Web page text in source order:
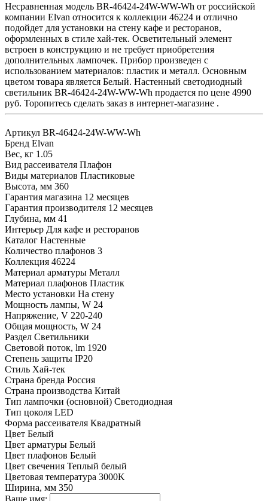
Несравненная модель BR-46424-24W-WW-Wh от российской
компании Elvan относится к коллекции 46224 и отлично
подойдет для установки на стену кафе и ресторанов,
оформленных в стиле хай-тек. Осветительный элемент
встроен в конструкцию и не требует приобретения
дополнительных лампочек. Прибор произведен с
использованием материалов: пластик и металл. Основным
цветом товара является Белый. Настенный светодиодный
светильник BR-46424-24W-WW-Wh продается по цене 4990
руб. Торопитесь сделать заказ в интернет-магазине .
Артикул BR-46424-24W-WW-Wh
Бренд Elvan
Вес, кг 1.05
Вид рассеивателя Плафон
Виды материалов Пластиковые
Высота, мм 360
Гарантия магазина 12 месяцев
Гарантия производителя 12 месяцев
Глубина, мм 41
Интерьер Для кафе и ресторанов
Каталог Настенные
Количество плафонов 3
Коллекция 46224
Материал арматуры Металл
Материал плафонов Пластик
Место установки На стену
Мощность лампы, W 24
Напряжение, V 220-240
Общая мощность, W 24
Раздел Светильники
Световой поток, lm 1920
Степень защиты IP20
Стиль Хай-тек
Страна бренда Россия
Страна производства Китай
Тип лампочки (основной) Светодиодная
Тип цоколя LED
Форма рассеивателя Квадратный
Цвет Белый
Цвет арматуры Белый
Цвет плафонов Белый
Цвет свечения Теплый белый
Цветовая температура 3000K
Ширина, мм 350
Ваше имя: